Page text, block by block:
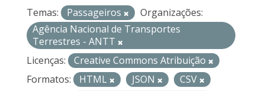
Temas: Passageiros
Organizações:
Agência Nacional de Transportes
Terrestres - ANTT
Licenças:
Creative Commons Atribuição
Formatos:
HTML JSON
CSV